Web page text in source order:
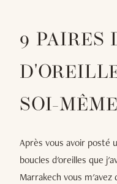
9 PAIRES
SOI-MÊME
Après vous avoir posté
boucles d'oreilles que
Marrakech vous